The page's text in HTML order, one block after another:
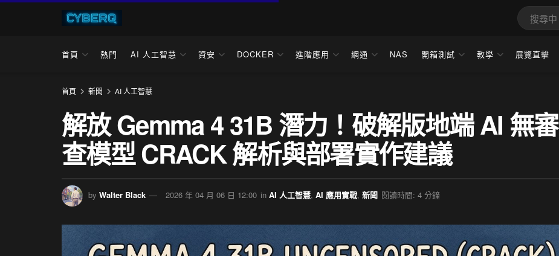
首頁 熱門 AI 人工智慧 資安 DOCKER 進階應用 網通 NAS 開箱測試 教學 展覽直擊
首頁 新聞 AI 人工智慧
解放 Gemma 4 31B 潛力！破解版地端 AI 無審
查模型 CRACK 解析與部署實作建議
by Walter Black 2026 年 04 月 06 日 12:00 in AI 人工智慧, AI 應用實戰, 新聞 閱讀時間: 4 分鐘